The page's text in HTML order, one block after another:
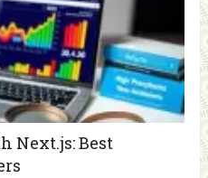
Next.js: Best